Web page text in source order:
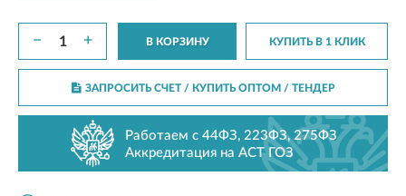
− + В КОРЗИНУ КУПИТЬ В 1 КЛИК
ЗАПРОСИТЬ СЧЕТ / КУПИТЬ ОПТОМ/ ТЕНДЕР
Работаем с 44ФЗ, 223ФЗ, 275ФЗ
Аккредитация на АСТ ГОЗ